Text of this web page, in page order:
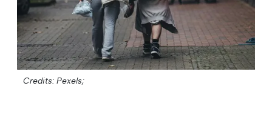
Credits: Pexels;